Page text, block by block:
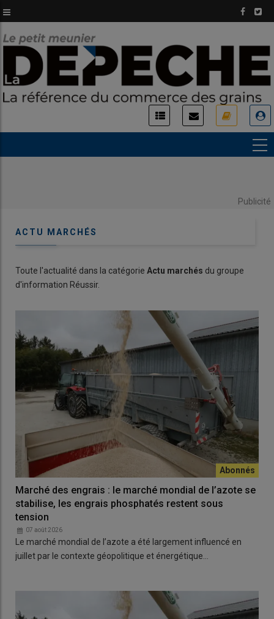
au
contenu
principal
Publicité
ACTU MARCHÉS
Toute l'actualité dans la catégorie Actu marchés du groupe
d'information Réussir.
Marché des engrais : le marché mondial de l’azote se
stabilise, les engrais phosphatés restent sous
tension
07 août 2026
Le marché mondial de l’azote a été largement influencé en
juillet par le contexte géopolitique et énergétique…